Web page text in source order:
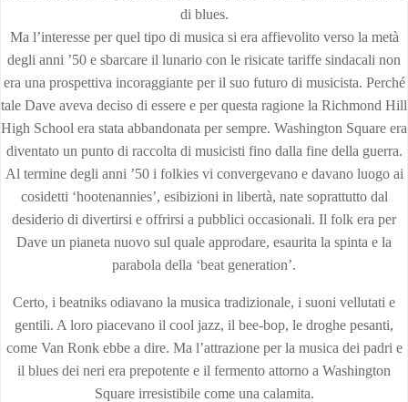
di blues.
Ma l’interesse per quel tipo di musica si era affievolito verso la metà
degli anni ’50 e sbarcare il lunario con le risicate tariffe sindacali non
era una prospettiva incoraggiante per il suo futuro di musicista. Perché
tale Dave aveva deciso di essere e per questa ragione la Richmond Hill
High School era stata abbandonata per sempre. Washington Square era
diventato un punto di raccolta di musicisti fino dalla fine della guerra.
Al termine degli anni ’50 i folkies vi convergevano e davano luogo ai
cosidetti ‘hootenannies’, esibizioni in libertà, nate soprattutto dal
desiderio di divertirsi e offrirsi a pubblici occasionali. Il folk era per
Dave un pianeta nuovo sul quale approdare, esaurita la spinta e la
parabola della ‘beat generation’.
Certo, i beatniks odiavano la musica tradizionale, i suoni vellutati e
gentili. A loro piacevano il cool jazz, il bee-bop, le droghe pesanti,
come Van Ronk ebbe a dire. Ma l’attrazione per la musica dei padri e
il blues dei neri era prepotente e il fermento attorno a Washington
Square irresistibile come una calamita.